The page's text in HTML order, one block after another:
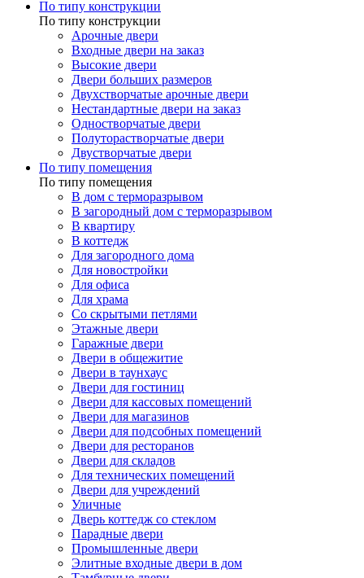
По типу конструкции
По типу конструкции
Арочные двери
Входные двери на заказ
Высокие двери
Двери больших размеров
Двухстворчатые арочные двери
Нестандартные двери на заказ
Одностворчатые двери
Полуторастворчатые двери
Двустворчатые двери
По типу помещения
По типу помещения
В дом с терморазрывом
В загородный дом с терморазрывом
В квартиру
В коттедж
Для загородного дома
Для новостройки
Для офиса
Для храма
Со скрытыми петлями
Этажные двери
Гаражные двери
Двери в общежитие
Двери в таунхаус
Двери для гостиниц
Двери для кассовых помещений
Двери для магазинов
Двери для подсобных помещений
Двери для ресторанов
Двери для складов
Для технических помещений
Двери для учреждений
Уличные
Дверь коттедж со стеклом
Парадные двери
Промышленные двери
Элитные входные двери в дом